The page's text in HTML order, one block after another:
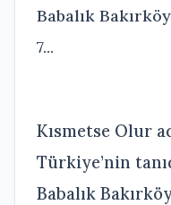
Babalık
7...
Kısmetse Olur
Türkiye’nin
Babalık